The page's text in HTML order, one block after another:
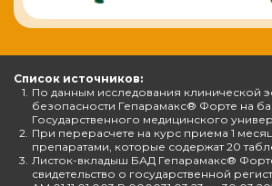
Список источников:
1. По данным исследования клинической
безопасности Гепарамакс® Форте на
Государственного медицинского
2. При перерасчете на курс приема 1
препаратами, которые содержат 20
3. Листок-вкладыш БАД Гепарамакс®
свидетельство о государственной